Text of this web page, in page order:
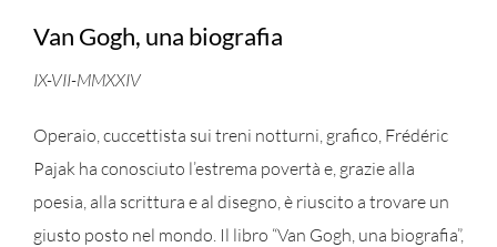
Van Gogh, una biografia
IX-VII-MMXXIV
Operaio, cuccettista sui treni notturni, grafico, Frédéric
Pajak ha conosciuto l’estrema povertà e, grazie alla
poesia, alla scrittura e al disegno, è riuscito a trovare un
giusto posto nel mondo. Il libro “Van Gogh, una biografia”,